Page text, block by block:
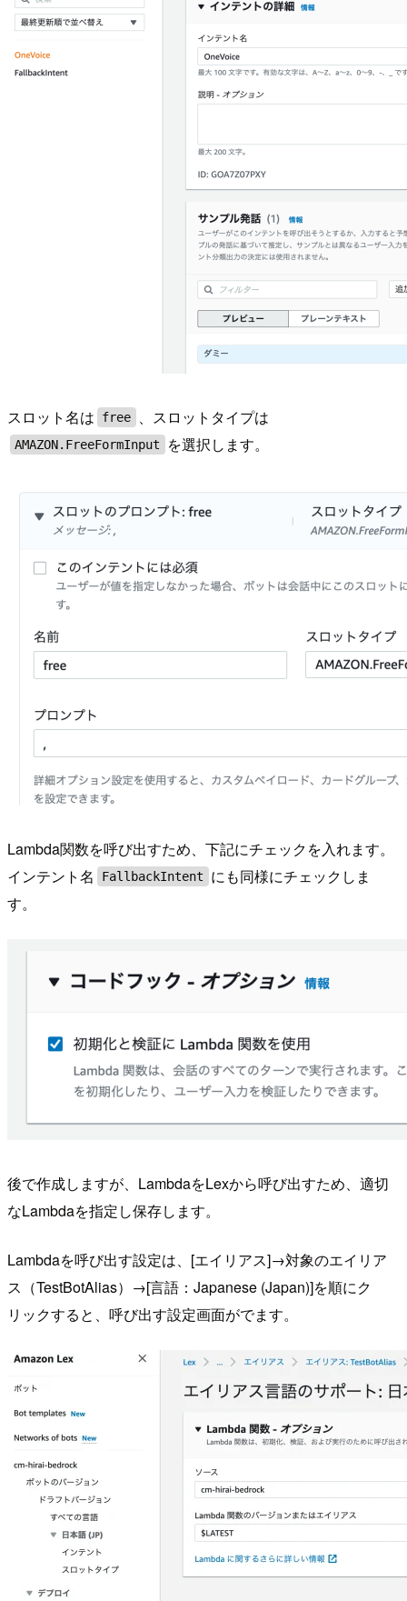
スロット名は free 、スロットタイプは
AMAZON.FreeFormInput を選択します。
Lambda関数を呼び出すため、下記にチェックを入れます。
インテント名
FallbackIntent
にも同様にチェックしま
す。
後で作成しますが、LambdaをLexから呼び出すため、適切
なLambdaを指定し保存します。
Lambdaを呼び出す設定は、[エイリアス]→対象のエイリア
ス（TestBotAlias）→[言語：Japanese (Japan)]を順にク
リックすると、呼び出す設定画面がでます。